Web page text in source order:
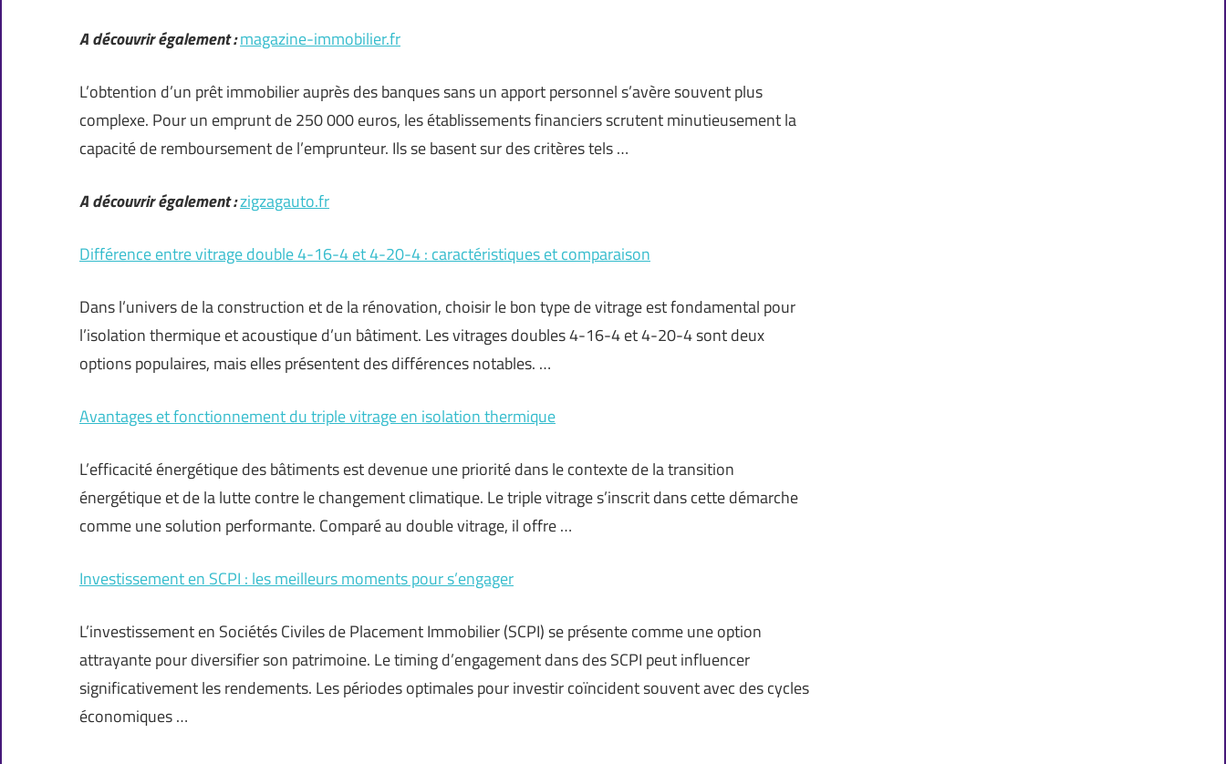
A découvrir également :magazine-immobilier.fr
L’obtention d’un prêt immobilier auprès des banques sans un apport personnel s’avère souvent plus
complexe. Pour un emprunt de 250 000 euros, les établissements financiers scrutent minutieusement la
capacité de remboursement de l’emprunteur. Ils se basent sur des critères tels …
A découvrir également :zigzagauto.fr
Différence entre vitrage double 4-16-4 et 4-20-4 : caractéristiques et comparaison
Dans l’univers de la construction et de la rénovation, choisir le bon type de vitrage est fondamental pour
l’isolation thermique et acoustique d’un bâtiment. Les vitrages doubles 4-16-4 et 4-20-4 sont deux
options populaires, mais elles présentent des différences notables. …
Avantages et fonctionnement du triple vitrage en isolation thermique
L’efficacité énergétique des bâtiments est devenue une priorité dans le contexte de la transition
énergétique et de la lutte contre le changement climatique. Le triple vitrage s’inscrit dans cette démarche
comme une solution performante. Comparé au double vitrage, il offre …
Investissement en SCPI : les meilleurs moments pour s’engager
L’investissement en Sociétés Civiles de Placement Immobilier (SCPI) se présente comme une option
attrayante pour diversifier son patrimoine. Le timing d’engagement dans des SCPI peut influencer
significativement les rendements. Les périodes optimales pour investir coïncident souvent avec des cycles
économiques …